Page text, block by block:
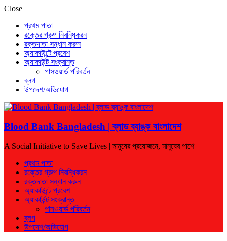
Close
প্রথম পাতা
রক্তের গ্রুপ নিবন্ধিকরন
রক্তদাতা সন্ধান করুন
অ্যাকাউন্টে প্রবেশ
অ্যাকাউন্ট সংক্রান্ত
পাসওয়ার্ড পরিবর্তন
ব্লগ
উপদেশ/অভিযোগ
Blood Bank Bangladesh | ব্লাড ব্যাঙ্ক বাংলাদেশ
A Social Initiative to Save Lives | মানুষের প্রয়োজনে, মানুষের পাশে
প্রথম পাতা
রক্তের গ্রুপ নিবন্ধিকরন
রক্তদাতা সন্ধান করুন
অ্যাকাউন্টে প্রবেশ
অ্যাকাউন্ট সংক্রান্ত
পাসওয়ার্ড পরিবর্তন
ব্লগ
উপদেশ/অভিযোগ